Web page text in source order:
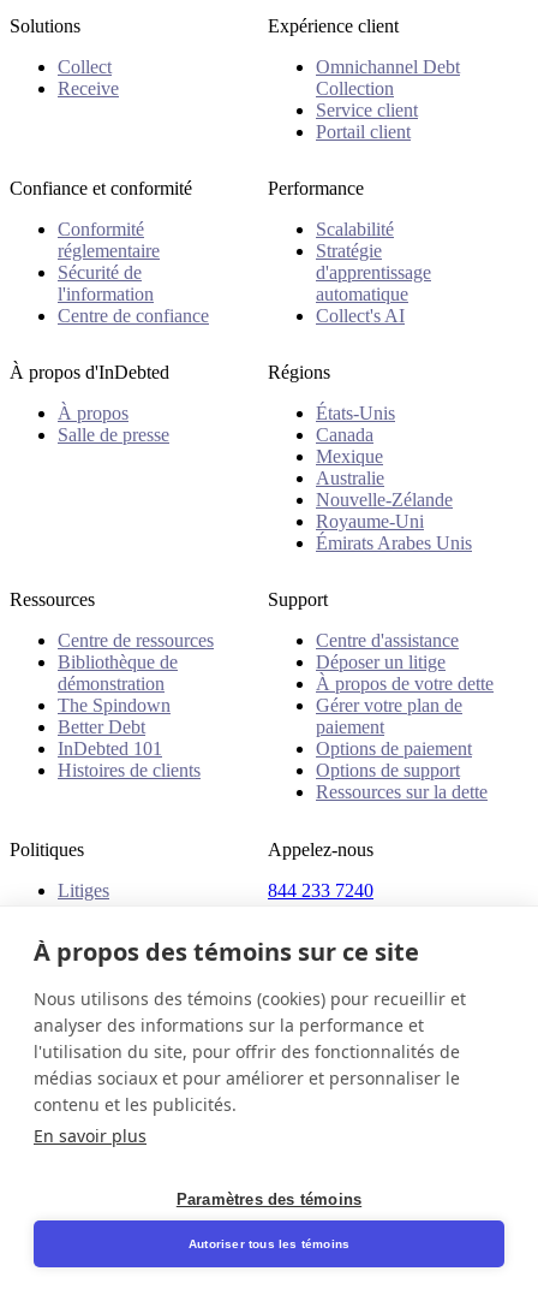
Solutions
Collect
Receive
Expérience client
Omnichannel Debt
Collection
Service client
Portail client
Confiance et conformité
Conformité
réglementaire
Sécurité de
l'information
Centre de confiance
Performance
Scalabilité
Stratégie
d'apprentissage
automatique
Collect's AI
À propos d'InDebted
À propos
Salle de presse
Régions
États-Unis
Canada
Mexique
Australie
Nouvelle-Zélande
Royaume-Uni
Émirats Arabes Unis
Ressources
Centre de ressources
Bibliothèque de
démonstration
The Spindown
Better Debt
InDebted 101
Histoires de clients
Support
Centre d'assistance
Déposer un litige
À propos de votre dette
Gérer votre plan de
paiement
Options de paiement
Options de support
Ressources sur la dette
Politiques
Litiges
Appelez-nous
844 233 7240
1400
Toronto, ON, M5C 1C4
Canada
Canada (Français)
Contactez-nous
© 2026 InDebted Holdings Pty Ltd
LinkedIn
À propos des témoins sur ce site
Nous utilisons des témoins (cookies) pour recueillir et
analyser des informations sur la performance et
l'utilisation du site, pour offrir des fonctionnalités de
médias sociaux et pour améliorer et personnaliser le
contenu et les publicités.
En savoir plus
Paramètres des témoins
Autoriser tous les témoins